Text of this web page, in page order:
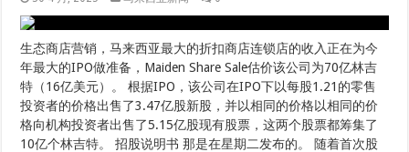
生态商店营销，马来西亚最大的折扣商店连锁店的收入正在为今
年最大的IPO做准备，Maiden Share Sale估价该公司为70亿林吉
特（16亿美元）。 根据IPO，该公司在IPO下以每股1.21的零售
投资者的价格出售了3.47亿股新股，并以相同的价格以相同的价
格向机构投资者出售了5.15亿股现有股票，这两个股票都筹集了
10亿个林吉特。 招股说明书 那是在星期二发布的。 随着首次股